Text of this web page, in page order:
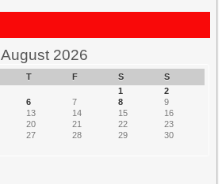
August 2026
T F S
S
1
2
6 7 8
9
13 14 15
16
20 21 22
23
27 28 29
30